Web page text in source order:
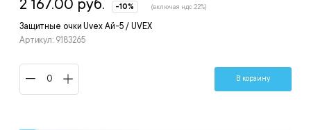
Защитные очки Uvex Ай-5 / UVEX
Артикул: 9183265
2 167.00 руб. -10% (включая ндс 22%)
В корзину